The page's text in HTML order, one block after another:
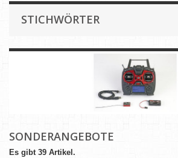
STICHWÖRTER
SONDERANGEBOTE
Es gibt 39 Artikel.